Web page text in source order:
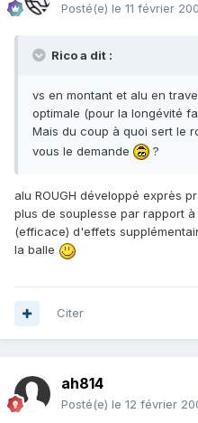
Posté(e) le 11 février
Rico a dit :
vs en montant et alu en
optimale (pour la longévité
Mais du coup à quoi sert le
vous le demande
?
alu ROUGH développé exprès
plus de souplesse par rapport
(efficace) d'effets
la balle
Citer
ah814
Posté(e) le 12 février